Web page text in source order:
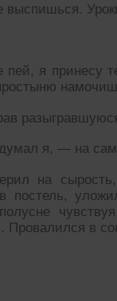
я принесу
я, — на
на
постель,
Провалился в